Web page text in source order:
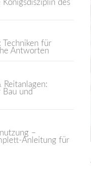
des
Techniken für
Antworten
Reitanlagen:
und
–
Anleitung für